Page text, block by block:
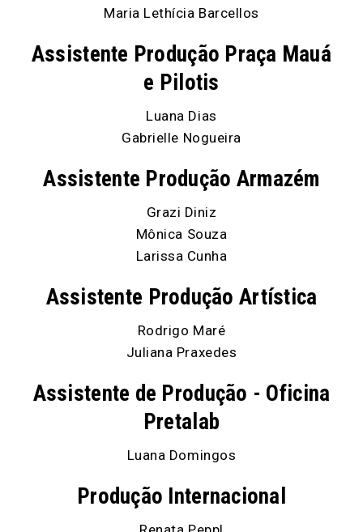
Maria Lethícia Barcellos
Assistente Produção Praça Mauá
e Pilotis
Luana Dias
Gabrielle Nogueira
Assistente Produção Armazém
Grazi Diniz
Mônica Souza
Larissa Cunha
Assistente Produção Artística
Rodrigo Maré
Juliana Praxedes
Assistente de Produção - Oficina
Pretalab
Luana Domingos
Produção Internacional